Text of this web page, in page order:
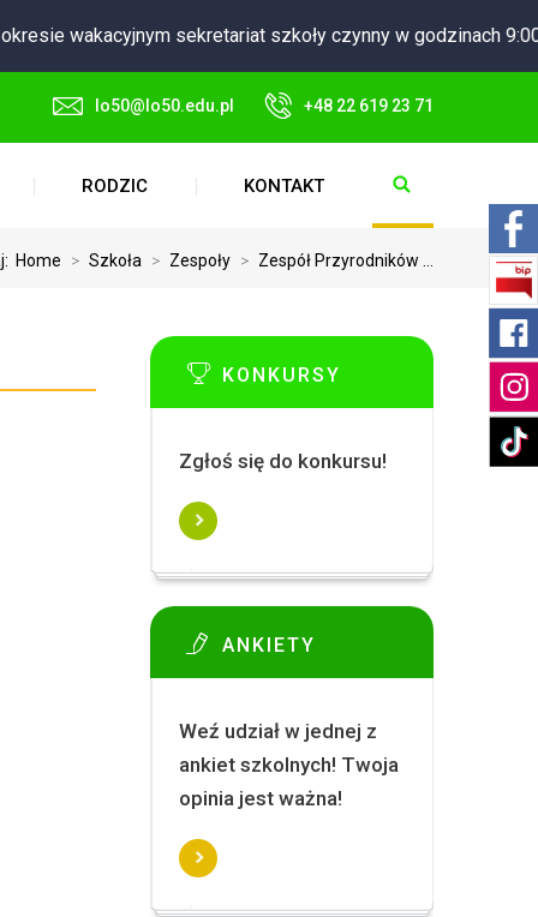
wakacyjnym sekretariat szkoły czynny w godzinach 9:00 -
lo50@lo50.edu.pl +48 22 619 23 71
RODZIC KONTAKT
Home > Szkoła > Zespoły > Zespół Przyrodników ...
KONKURSY
Zgłoś się do konkursu!
ANKIETY
Weź udział w jednej z
ankiet szkolnych! Twoja
opinia jest ważna!